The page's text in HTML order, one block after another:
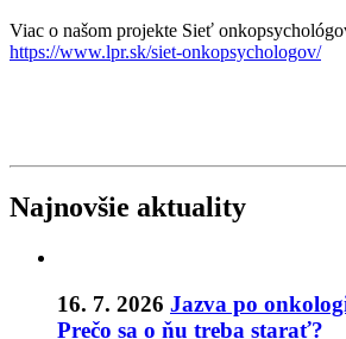
Viac o našom projekte Sieť
https://www.lpr.sk/siet-onkopsychologov/
Najnovšie aktuality
16. 7. 2026 Jazva po
Prečo sa o ňu treba starať?